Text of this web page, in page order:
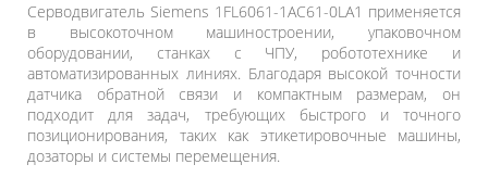
Серводвигатель Siemens 1FL6061-1AC61-0LA1 применяется
в высокоточном машиностроении, упаковочном
оборудовании, станках с ЧПУ, робототехнике и
автоматизированных линиях. Благодаря высокой точности
датчика обратной связи и компактным размерам, он
подходит для задач, требующих быстрого и точного
позиционирования, таких как этикетировочные машины,
дозаторы и системы перемещения.